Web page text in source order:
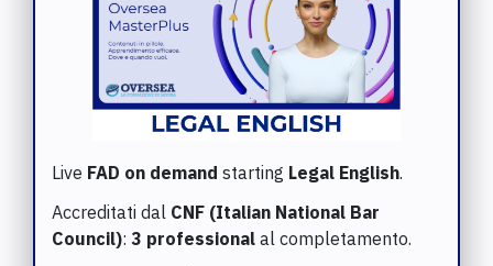
Live FAD on demand starting Legal English.
Accreditati dal CNF (Italian National Bar
Council):3 professional al completamento.